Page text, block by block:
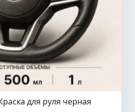
для руля черная